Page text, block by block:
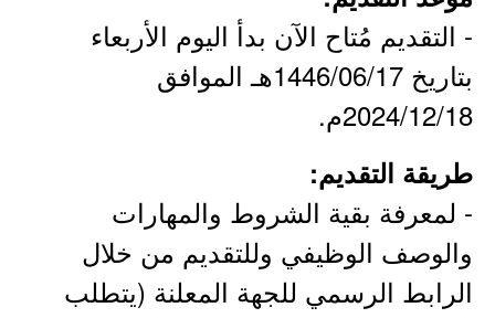
- التقديم مُتاح الآن بدأ اليوم الأربعاء
بتاريخ 1446/06/17هـ الموافق
2024/12/18م.
طريقة التقديم:
- لمعرفة بقية الشروط والمهارات
والوصف الوظيفي وللتقديم من خلال
الرابط الرسمي للجهة المعلنة (يتطلب